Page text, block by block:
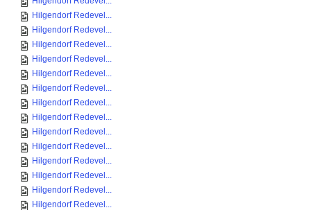
Hilgendorf Redevel...
Hilgendorf Redevel...
Hilgendorf Redevel...
Hilgendorf Redevel...
Hilgendorf Redevel...
Hilgendorf Redevel...
Hilgendorf Redevel...
Hilgendorf Redevel...
Hilgendorf Redevel...
Hilgendorf Redevel...
Hilgendorf Redevel...
Hilgendorf Redevel...
Hilgendorf Redevel...
Hilgendorf Redevel...